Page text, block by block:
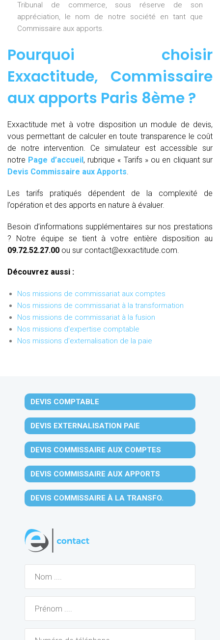
Tribunal de commerce, sous réserve de son
appréciation, le nom de notre société en tant que
Commissaire aux apports.
Pourquoi choisir
Exxactitude, Commissaire
aux apports Paris 8ème?
Exxactitude met à votre disposition un module de devis,
vous permettant de calculer en toute transparence le coût
de notre intervention. Ce simulateur est accessible sur
notre Page d’accueil, rubrique « Tarifs » ou en cliquant sur
Devis Commissaire aux Apports.
Les tarifs pratiqués dépendent de la complexité de
l’opération et des apports en nature à évaluer.
Besoin d’informations supplémentaires sur nos prestations
? Notre équipe se tient à votre entière disposition au
09.72.52.27.00 ou sur contact@exxactitude.com.
Découvrez aussi :
Nos missions de commissariat aux comptes
Nos missions de commissariat à la transformation
Nos missions de commissariat à la fusion
Nos missions d'expertise comptable
Nos missions d'externalisation de la paie
DEVIS COMPTABLE
DEVIS EXTERNALISATION PAIE
DEVIS COMMISSAIRE AUX COMPTES
DEVIS COMMISSAIRE AUX APPORTS
DEVIS COMMISSAIRE À LA TRANSFO.